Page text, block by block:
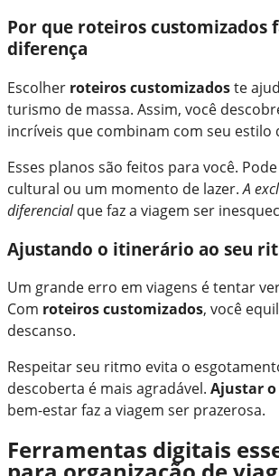
Por que roteiros customizados
diferença
Escolher roteiros customizadoste
turismo de massa. Assim, você
incríveis que combinam com seu estilo
Esses planos são feitos para você.
cultural ou um momento de lazer.A
diferencialque faz a viagem ser
Ajustando o itinerário ao seu
Um grande erro em viagens é tentar
Com roteiros customizados, você
descanso.
Respeitar seu ritmo evita o
descoberta é mais agradável. Ajustar
bem-estar faz a viagem ser prazerosa.
Ferramentas digitais